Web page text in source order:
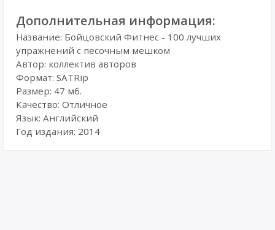
Дополнительная информация:
Название: Бойцовский Фитнес - 100 лучших
упражнений с песочным мешком
Автор: коллектив авторов
Формат: SATRip
Размер: 47 мб.
Качество: Отличное
Язык: Английский
Год издания: 2014